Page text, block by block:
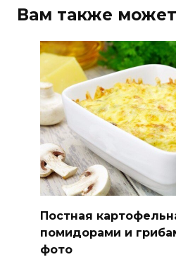
Вам также
Постная
помидорами и
фото